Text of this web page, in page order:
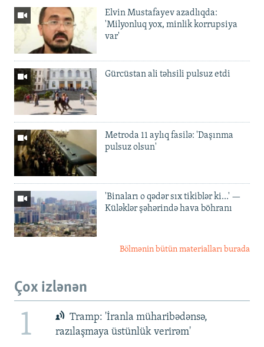
Elvin Mustafayev azadlıqda:
'Milyonluq yox, minlik korrupsiya
var'
Gürcüstan ali təhsili pulsuz etdi
Metroda 11 aylıq fasilə: 'Daşınma
pulsuz olsun'
'Binaları o qədər sıx tikiblər ki...' —
Küləklər şəhərində hava böhranı
Bölmənin bütün materialları burada
Çox izlənən
1
Tramp: 'İranla müharibədənsə,
razılaşmaya üstünlük verirəm'